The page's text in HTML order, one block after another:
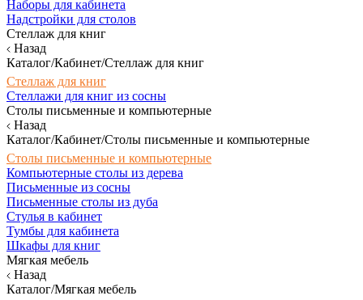
Наборы для кабинета
Надстройки для столов
Стеллаж для книг
Назад
Каталог/Кабинет/Стеллаж для книг
Стеллаж для книг
Стеллажи для книг из сосны
Столы письменные и компьютерные
Назад
Каталог/Кабинет/Столы письменные и компьютерные
Столы письменные и компьютерные
Компьютерные столы из дерева
Письменные из сосны
Письменные столы из дуба
Стулья в кабинет
Тумбы для кабинета
Шкафы для книг
Мягкая мебель
Назад
Каталог/Мягкая мебель